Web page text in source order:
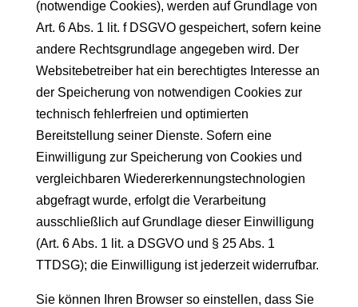
(notwendige Cookies), werden auf Grundlage von
Art. 6 Abs. 1 lit. f DSGVO gespeichert, sofern keine
andere Rechtsgrundlage angegeben wird. Der
Websitebetreiber hat ein berechtigtes Interesse an
der Speicherung von notwendigen Cookies zur
technisch fehlerfreien und optimierten
Bereitstellung seiner Dienste. Sofern eine
Einwilligung zur Speicherung von Cookies und
vergleichbaren Wiedererkennungstechnologien
abgefragt wurde, erfolgt die Verarbeitung
ausschließlich auf Grundlage dieser Einwilligung
(Art. 6 Abs. 1 lit. a DSGVO und § 25 Abs. 1
TTDSG); die Einwilligung ist jederzeit widerrufbar.
Sie können Ihren Browser so einstellen, dass Sie